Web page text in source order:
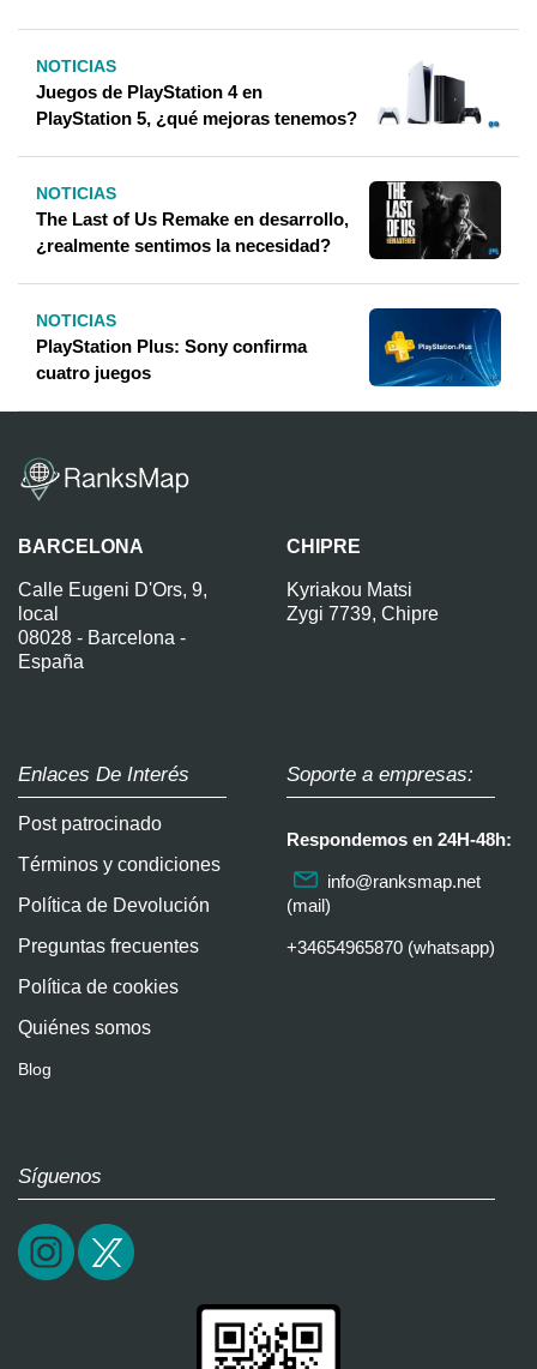
NOTICIAS
Juegos de PlayStation 4 en
PlayStation 5, ¿qué mejoras tenemos?
NOTICIAS
The Last of Us Remake en desarrollo,
¿realmente sentimos la necesidad?
NOTICIAS
PlayStation Plus: Sony confirma
cuatro juegos
BARCELONA
Calle Eugeni D'Ors, 9,
local
08028 - Barcelona -
España
CHIPRE
Kyriakou Matsi
Zygi 7739, Chipre
Enlaces De Interés
Post patrocinado
Términos y condiciones
Política de Devolución
Preguntas frecuentes
Política de cookies
Quiénes somos
Blog
Soporte a empresas:
Respondemos en 24H-48h:
info@ranksmap.net
(mail)
+34654965870 (whatsapp)
Síguenos